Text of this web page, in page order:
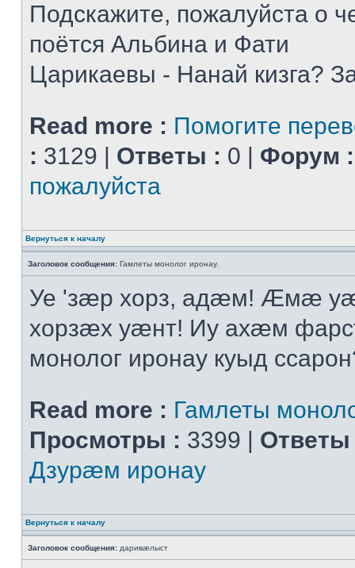
Подскажите, пожалуйста о
поётся Альбина и Фати
Царикаевы - Нанай кизга?
Read more : Помогите
: 3129 | Ответы : 0 | Форум :
пожалуйста
Вернуться к началу
Заголовок сообщения: Гамлеты монолог иронау.
Уе 'зæр хорз, адæм! Æмæ
хорзæх уæнт! Иу ахæм
монолог иронау куыд
Read more : Гамлеты
Просмотры : 3399 | Ответы
Дзурæм иронау
Вернуться к началу
Заголовок сообщения: даривæлыст